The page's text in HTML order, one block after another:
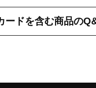
ードを含む商品の